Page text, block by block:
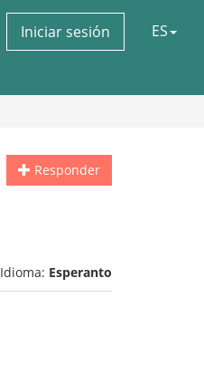
Iniciar sesión ES
Responder
Idioma: Esperanto